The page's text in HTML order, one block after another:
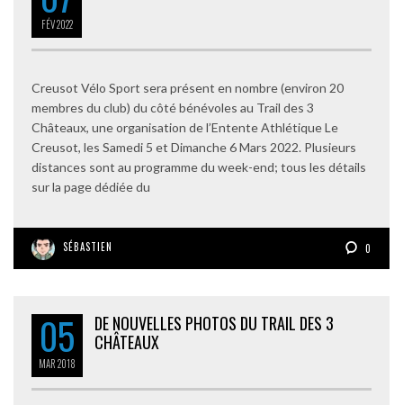
FÉV2022
Creusot Vélo Sport sera présent en nombre (environ 20
membres du club) du côté bénévoles au Trail des 3
Châteaux, une organisation de l’Entente Athlétique Le
Creusot, les Samedi 5 et Dimanche 6 Mars 2022. Plusieurs
distances sont au programme du week-end; tous les détails
sur la page dédiée du
SÉBASTIEN 0
05
MAR2018
DE NOUVELLES PHOTOS DU TRAIL DES 3
CHÂTEAUX